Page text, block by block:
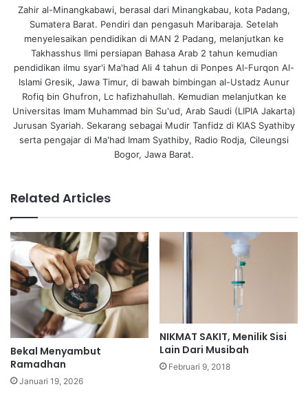
Zahir al-Minangkabawi, berasal dari Minangkabau, kota Padang,
Sumatera Barat. Pendiri dan pengasuh Maribaraja. Setelah
menyelesaikan pendidikan di MAN 2 Padang, melanjutkan ke
Takhasshus Ilmi persiapan Bahasa Arab 2 tahun kemudian
pendidikan ilmu syar'i Ma'had Ali 4 tahun di Ponpes Al-Furqon Al-
Islami Gresik, Jawa Timur, di bawah bimbingan al-Ustadz Aunur
Rofiq bin Ghufron, Lc hafizhahullah. Kemudian melanjutkan ke
Universitas Imam Muhammad bin Su'ud, Arab Saudi (LIPIA Jakarta)
Jurusan Syariah. Sekarang sebagai Mudir Tanfidz di KIAS Syathiby
serta pengajar di Ma'had Imam Syathiby, Radio Rodja, Cileungsi
Bogor, Jawa Barat.
Related Articles
Bekal Menyambut
Ramadhan
Januari 19, 2026
NIKMAT SAKIT, Menilik Sisi
Lain Dari Musibah
Februari 9, 2018